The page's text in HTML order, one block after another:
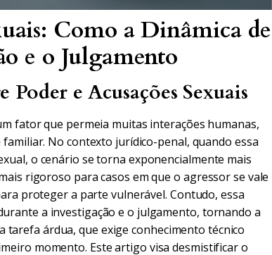
Como a Dinâmica de
e o Julgamento
e Acusações Sexuais
fator que permeia muitas interações humanas,
No contexto jurídico-penal, quando essa
o cenário se torna exponencialmente mais
rigoroso para casos em que o agressor se vale
proteger a parte vulnerável. Contudo, essa
a investigação e o julgamento, tornando a
tarefa árdua, que exige conhecimento técnico
momento. Este artigo visa desmistificar o